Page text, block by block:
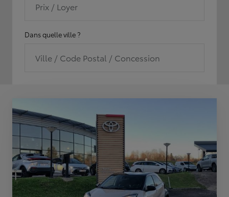
Prix / Loyer
Dans quelle ville ?
Ville / Code Postal / Concession